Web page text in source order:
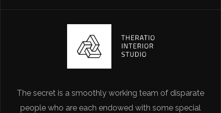
The secret is a smoothly working team of disparate
people who are each endowed with some special